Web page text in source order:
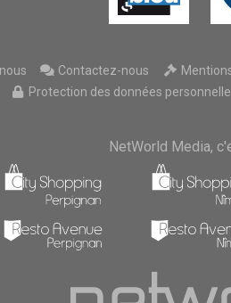
Contactez-nous
Protection des données
NetWorld Media,